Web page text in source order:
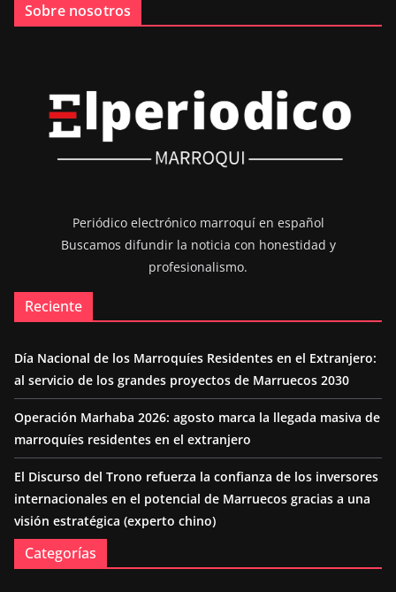
Sobre nosotros
Periódico electrónico marroquí en español
Buscamos difundir la noticia con honestidad y
profesionalismo.
Reciente
Día Nacional de los Marroquíes Residentes en el Extranjero:
al servicio de los grandes proyectos de Marruecos 2030
Operación Marhaba 2026: agosto marca la llegada masiva de
marroquíes residentes en el extranjero
El Discurso del Trono refuerza la confianza de los inversores
internacionales en el potencial de Marruecos gracias a una
visión estratégica (experto chino)
Categorías